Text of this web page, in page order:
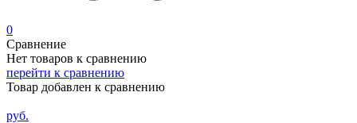
0
Сравнение
Нет товаров к сравнению
перейти к сравнению
Товар добавлен к сравнению
руб.